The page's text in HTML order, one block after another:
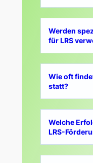
Werden
für LRS
Wie oft
statt?
Welche
LRS-